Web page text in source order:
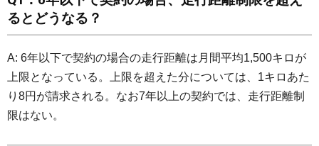
るとどうなる？
A: 6年以下で契約の場合の走行距離は月間平均1,500キロが
上限となっている。上限を超えた分については、1キロあた
り8円が請求される。なお7年以上の契約では、走行距離制
限はない。